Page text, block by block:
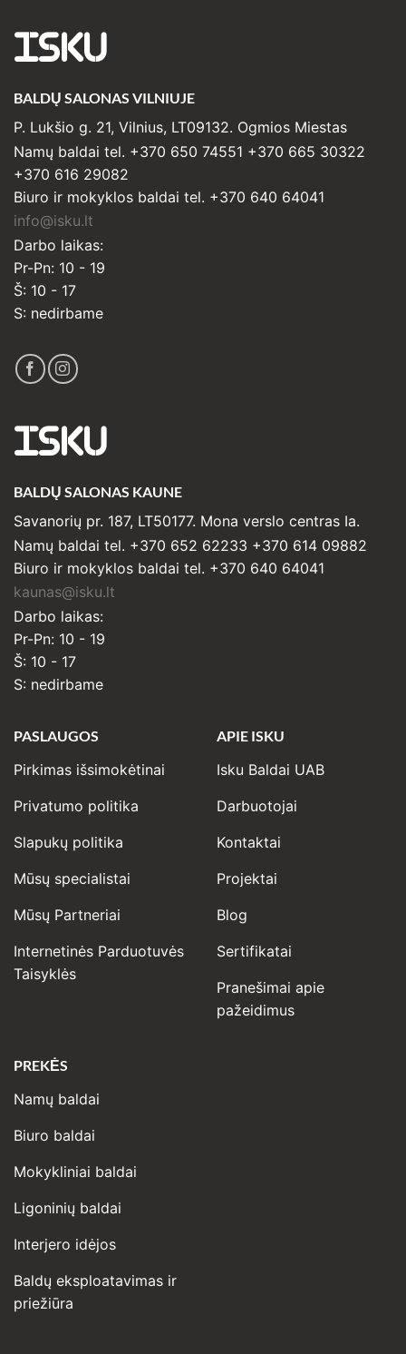
ISKU
BALDŲ SALONAS VILNIUJE
P. Lukšio g. 21, Vilnius, LT09132. Ogmios Miestas
Namų baldai tel. +370 650 74551 +370 665 30322
+370 616 29082
Biuro ir mokyklos baldai tel. +370 640 64041
info@isku.lt
Darbo laikas:
Pr-Pn: 10 - 19
Š: 10 - 17
S: nedirbame
ISKU
BALDŲ SALONAS KAUNE
Savanorių pr. 187, LT50177. Mona verslo centras Ia.
Namų baldai tel. +370 652 62233 +370 614 09882
Biuro ir mokyklos baldai tel. +370 640 64041
kaunas@isku.lt
Darbo laikas:
Pr-Pn: 10 - 19
Š: 10 - 17
S: nedirbame
PASLAUGOS
Pirkimas išsimokėtinai
Privatumo politika
Slapukų politika
Mūsų specialistai
Mūsų Partneriai
Internetinės Parduotuvės
Taisyklės
APIE ISKU
Isku Baldai UAB
Darbuotojai
Kontaktai
Projektai
Blog
Sertifikatai
Pranešimai apie
pažeidimus
PREKĖS
Namų baldai
Biuro baldai
Mokykliniai baldai
Ligoninių baldai
Interjero idėjos
Baldų eksploatavimas ir
priežiūra